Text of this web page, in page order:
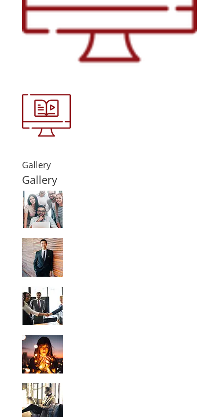
Gallery
Gallery